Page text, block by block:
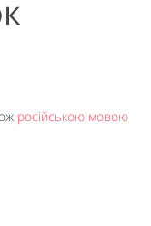
російською мовою